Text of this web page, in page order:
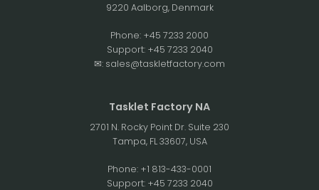
9220 Aalborg, Denmark
Phone: +45 7233 2000
Support: +45 7233 2040
✉: sales@taskletfactory.com
Tasklet Factory NA
2701 N. Rocky Point Dr. Suite 230
Tampa, FL 33607, USA
Phone: +1 813-433-0001
Support: +45 7233 2040